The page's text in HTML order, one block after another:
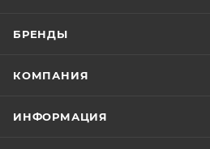
БРЕНДЫ
КОМПАНИЯ
ИНФОРМАЦИЯ